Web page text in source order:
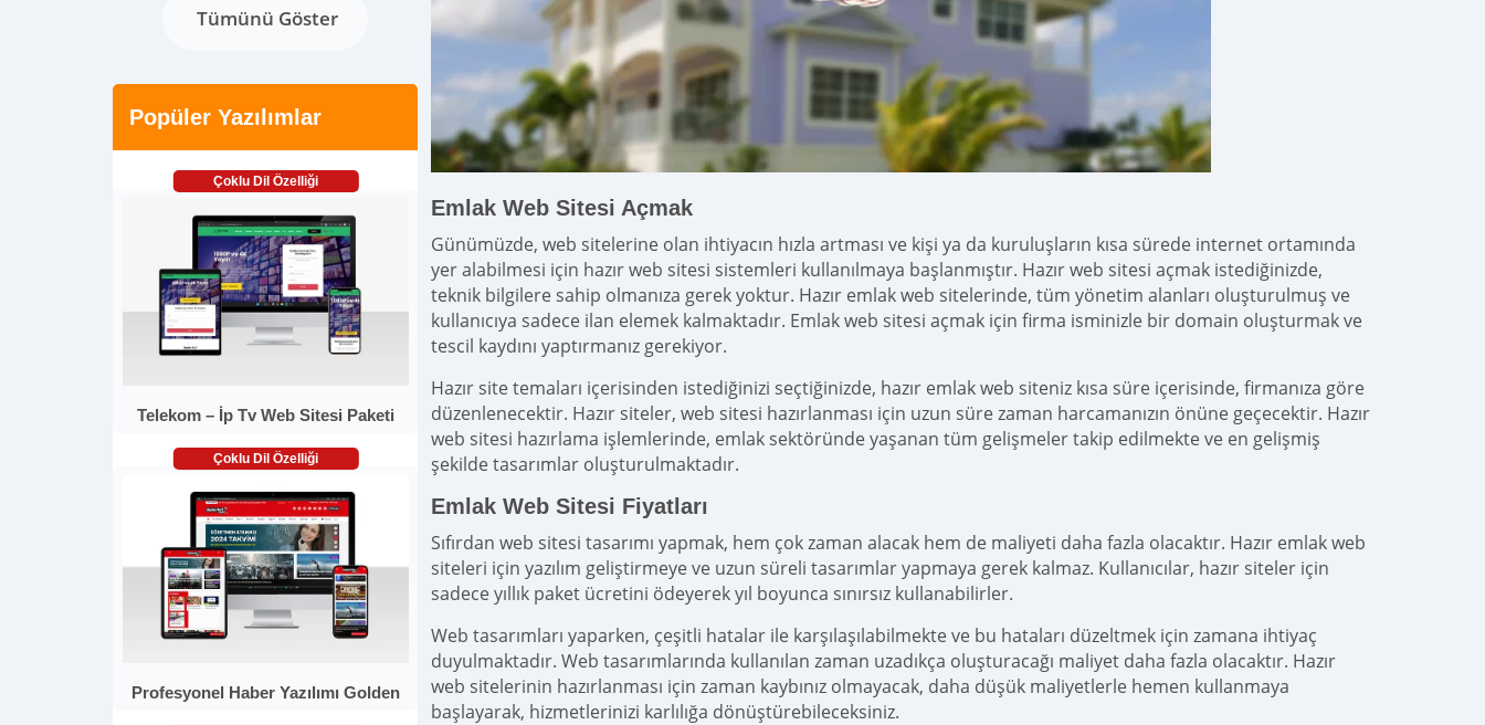
Tümünü Göster
Popüler Yazılımlar
Çoklu Dil Özelliği
Telekom – İp Tv Web Sitesi Paketi
Çoklu Dil Özelliği
Profesyonel Haber Yazılımı Golden
Emlak Web Sitesi Açmak
Günümüzde, web sitelerine olan ihtiyacın hızla artması ve kişi ya da kuruluşların kısa sürede internet ortamında
yer alabilmesi için hazır web sitesi sistemleri kullanılmaya başlanmıştır. Hazır web sitesi açmak istediğinizde,
teknik bilgilere sahip olmanıza gerek yoktur. Hazır emlak web sitelerinde, tüm yönetim alanları oluşturulmuş ve
kullanıcıya sadece ilan elemek kalmaktadır. Emlak web sitesi açmak için firma isminizle bir domain oluşturmak ve
tescil kaydını yaptırmanız gerekiyor.
Hazır site temaları içerisinden istediğinizi seçtiğinizde, hazır emlak web siteniz kısa süre içerisinde, firmanıza göre
düzenlenecektir. Hazır siteler, web sitesi hazırlanması için uzun süre zaman harcamanızın önüne geçecektir. Hazır
web sitesi hazırlama işlemlerinde, emlak sektöründe yaşanan tüm gelişmeler takip edilmekte ve en gelişmiş
şekilde tasarımlar oluşturulmaktadır.
Emlak Web Sitesi Fiyatları
Sıfırdan web sitesi tasarımı yapmak, hem çok zaman alacak hem de maliyeti daha fazla olacaktır. Hazır emlak web
siteleri için yazılım geliştirmeye ve uzun süreli tasarımlar yapmaya gerek kalmaz. Kullanıcılar, hazır siteler için
sadece yıllık paket ücretini ödeyerek yıl boyunca sınırsız kullanabilirler.
Web tasarımları yaparken, çeşitli hatalar ile karşılaşılabilmekte ve bu hataları düzeltmek için zamana ihtiyaç
duyulmaktadır. Web tasarımlarında kullanılan zaman uzadıkça oluşturacağı maliyet daha fazla olacaktır. Hazır
web sitelerinin hazırlanması için zaman kaybınız olmayacak, daha düşük maliyetlerle hemen kullanmaya
başlayarak, hizmetlerinizi karlılığa dönüştürebileceksiniz.